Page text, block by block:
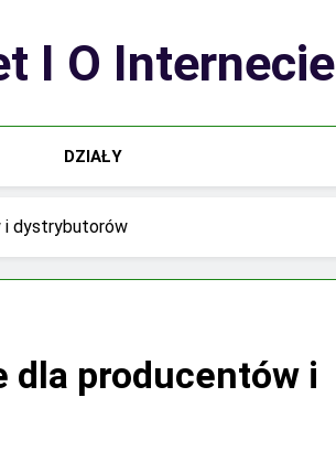
I O Internecie
DZIAŁY
i dystrybutorów
dla producentów i